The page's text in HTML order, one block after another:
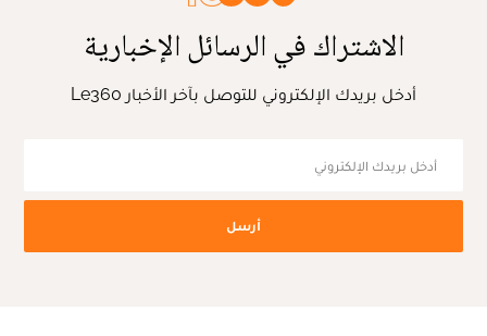
الاشتراك في الرسائل الإخبارية
أدخل بريدك الإلكتروني للتوصل بآخر الأخبار Le360
أرسل